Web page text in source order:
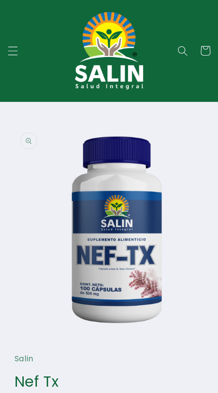
Carrito
información
1
en
ventana
modal
Salin
Nef Tx